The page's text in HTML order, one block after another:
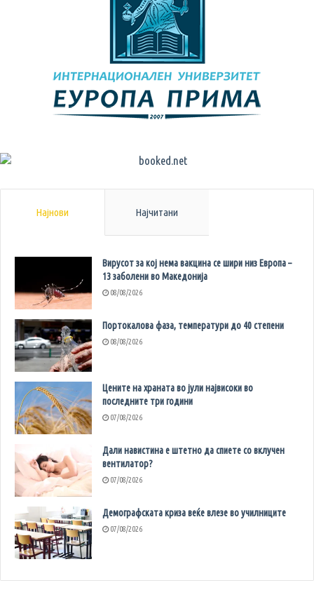
Најнови Најчитани
Вирусот за кој нема вакцина се шири низ Европа –
13 заболени во Македонија
08/08/2026
Портокалова фаза, температури до 40 степени
08/08/2026
Цените на храната во јули највисоки во
последните три години
07/08/2026
Дали навистина е штетно да спиете со вклучен
вентилатор?
07/08/2026
Демографската криза веќе влезе во училниците
07/08/2026